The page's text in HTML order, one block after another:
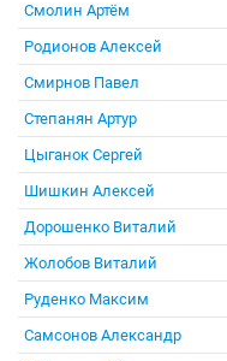
Смолин Артём
Родионов Алексей
Смирнов Павел
Степанян Артур
Цыганок Сергей
Шишкин Алексей
Дорошенко Виталий
Жолобов Виталий
Руденко Максим
Самсонов Александр